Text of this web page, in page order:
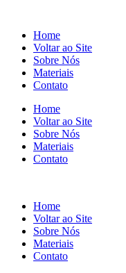
Home
Voltar ao Site
Sobre Nós
Materiais
Contato
Home
Voltar ao Site
Sobre Nós
Materiais
Contato
Home
Voltar ao Site
Sobre Nós
Materiais
Contato